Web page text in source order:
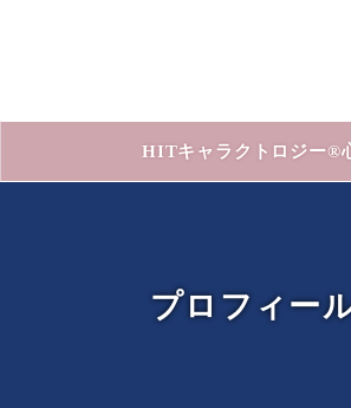
HITキャラクトロジー®
プロフィー